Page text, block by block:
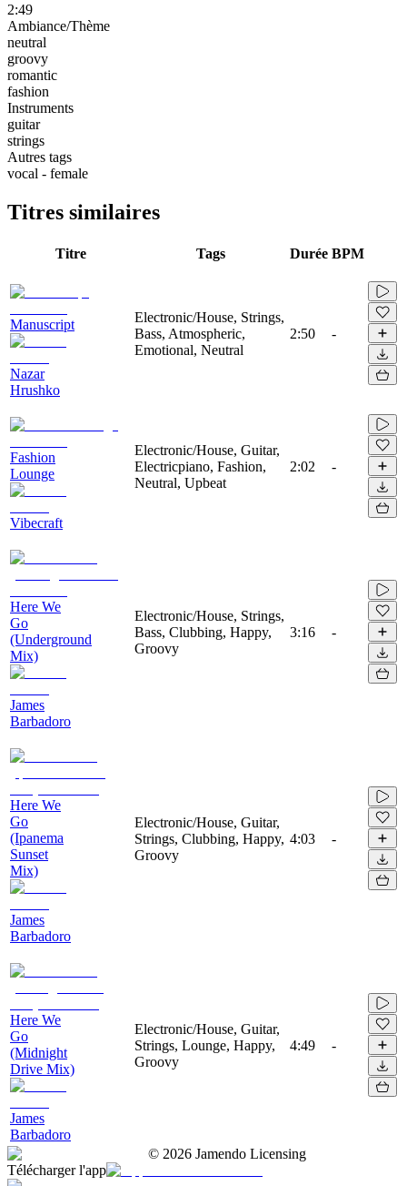
2:49
Ambiance/Thème
neutral
groovy
romantic
fashion
Instruments
guitar
strings
Autres tags
vocal - female
Titres similaires
Titre Tags Durée BPM
Manuscript
Nazar
Hrushko
Electronic/House, Strings,
Bass, Atmospheric,
Emotional, Neutral
2:50 -
Fashion
Lounge
Vibecraft
Electronic/House, Guitar,
Electricpiano, Fashion,
Neutral, Upbeat
2:02 -
Here We
Go
(Underground
Mix)
James
Barbadoro
Electronic/House, Strings,
Bass, Clubbing, Happy,
Groovy
3:16 -
Here We
Go
(Ipanema
Sunset
Mix)
James
Barbadoro
Electronic/House, Guitar,
Strings, Clubbing, Happy,
Groovy
4:03 -
Here We
Go
(Midnight
Drive Mix)
James
Barbadoro
Electronic/House, Guitar,
Strings, Lounge, Happy,
Groovy
4:49 -
© 2026 Jamendo Licensing
Télécharger l'app